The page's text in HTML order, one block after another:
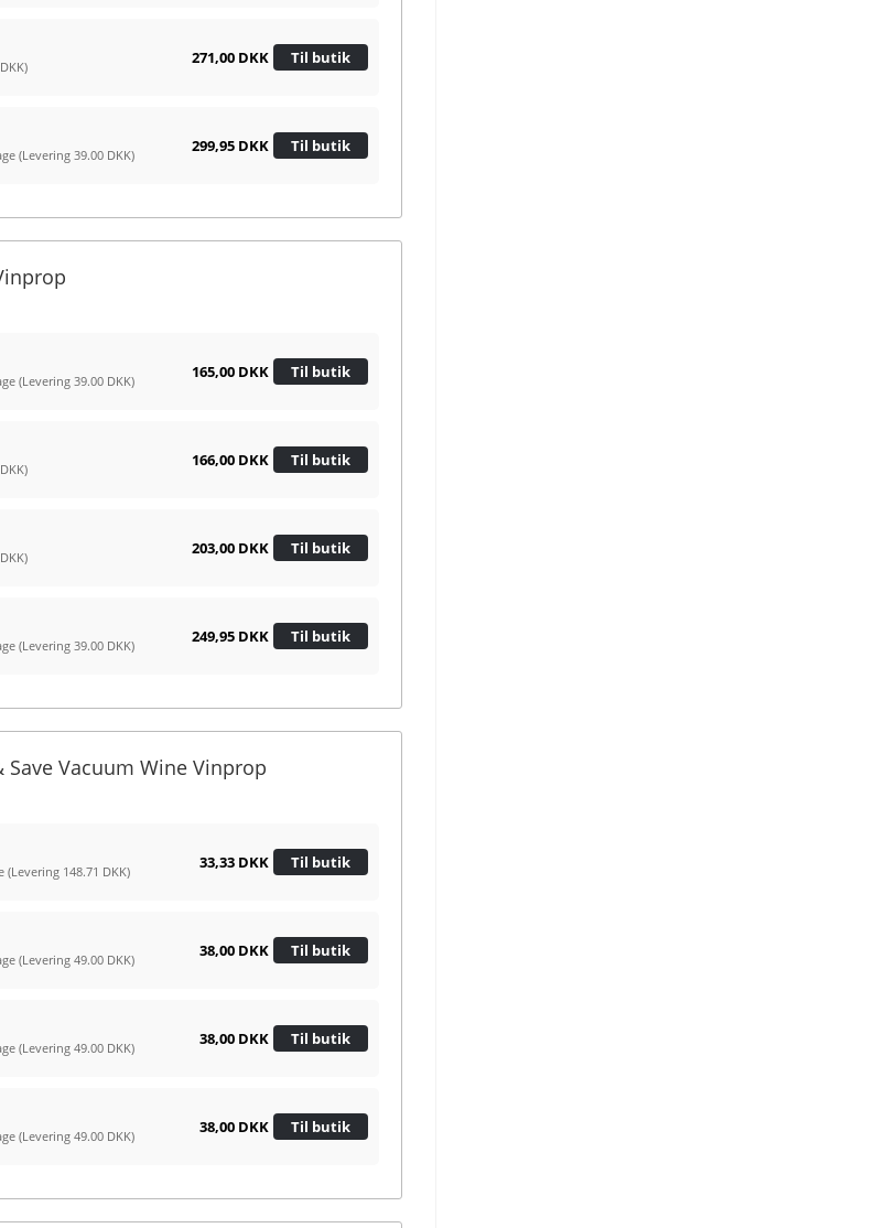
271,00 DKK Til butik
(Levering 39.00 DKK) 299,95 DKK Til butik
(Levering 39.00 DKK) 165,00 DKK Til butik
166,00 DKK Til butik
203,00 DKK Til butik
(Levering 39.00 DKK) 249,95 DKK Til butik
Save Vacuum Wine Vinprop
(Levering 148.71 DKK) 33,33 DKK Til butik
(Levering 49.00 DKK) 38,00 DKK Til butik
(Levering 49.00 DKK) 38,00 DKK Til butik
(Levering 49.00 DKK) 38,00 DKK Til butik